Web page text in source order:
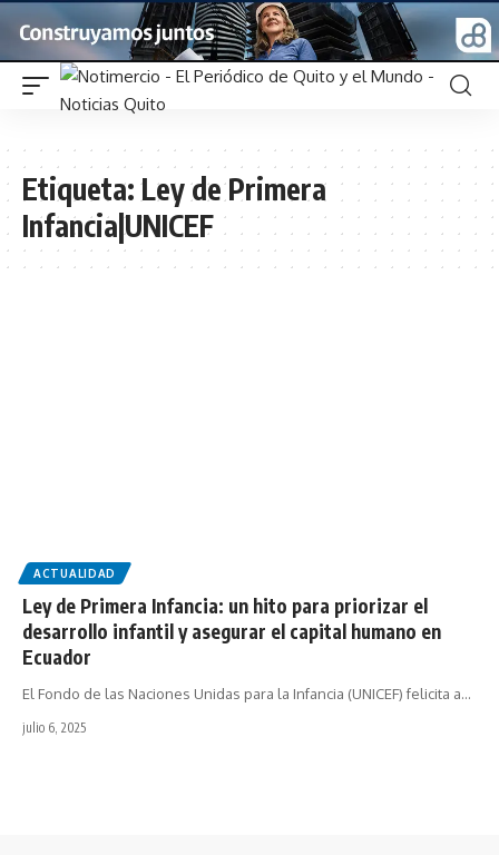
Etiqueta:Ley de Primera
Infancia|UNICEF
ACTUALIDAD
Ley de Primera Infancia: un hito para priorizar el
desarrollo infantil y asegurar el capital humano en
Ecuador
El Fondo de las Naciones Unidas para la Infancia (UNICEF) felicita a…
julio 6, 2025